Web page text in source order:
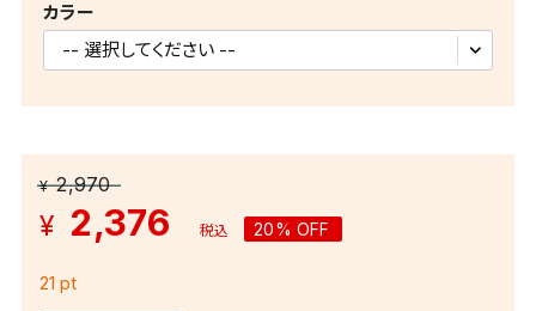
カラー
¥2,970
¥ 2,376 税込 20% OFF
21 pt